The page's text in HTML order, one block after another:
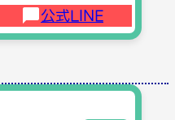
公式LINE